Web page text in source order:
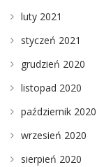
luty 2021
styczeń 2021
grudzień 2020
listopad 2020
październik 2020
wrzesień 2020
sierpień 2020